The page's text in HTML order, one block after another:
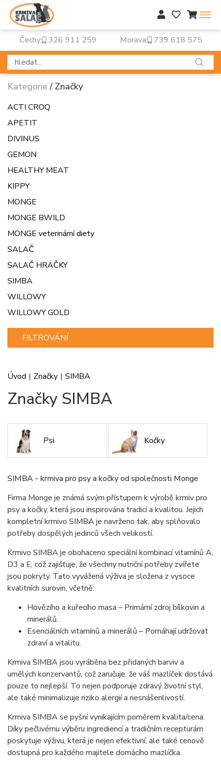
Čechy: 326 911 259 Morava: 739 618 575
Kategorie / Značky
ACTI CROQ
APETIT
DIVINUS
GEMON
HEALTHY MEAT
KIPPY
MONGE
MONGE BWILD
MONGE veterinární diety
SALAČ
SALAČ HRAČKY
SIMBA
WILLOWY
WILLOWY GOLD
FILTROVÁNÍ
Úvod | Značky | SIMBA
Značky SIMBA
Psi Kočky
SIMBA - krmiva pro psy a kočky od společnosti Monge
Firma Monge je známá svým přístupem k výrobě krmiv pro
psy a kočky, která jsou inspirována tradicí a kvalitou. Jejich
kompletní krmivo SIMBA je navrženo tak, aby splňovalo
potřeby dospělých jedinců všech velikostí.
Krmivo SIMBA je obohaceno speciální kombinací vitamínů A,
D3 a E, což zajišťuje, že všechny nutriční potřeby zvířete
jsou pokryty. Tato vyvážená výživa je složena z vysoce
kvalitních surovin, včetně:
Hovězího a kuřecího masa – Primární zdroj bílkovin a
minerálů.
Esenciálních vitamínů a minerálů – Pomáhají udržovat
zdraví a vitalitu.
Krmiva SIMBA jsou vyráběna bez přidaných barviv a
umělých konzervantů, což zaručuje, že váš mazlíček dostává
pouze to nejlepší. To nejen podporuje zdravý životní styl,
ale také minimalizuje riziko alergií a nesnášenlivostí.
Krmiva SIMBA se pyšní vynikajícím poměrem kvalita/cena.
Díky pečlivému výběru ingrediencí a tradičním recepturám
poskytuje výživu, která je nejen efektivní, ale také cenově
dostupná pro každého majitele domácího mazlíčka.